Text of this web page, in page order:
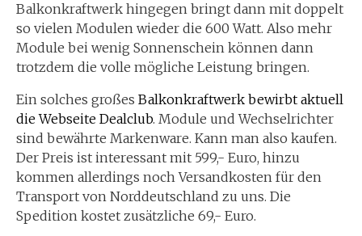
Balkonkraftwerk hingegen bringt dann mit doppelt
so vielen Modulen wieder die 600 Watt. Also mehr
Module bei wenig Sonnenschein können dann
trotzdem die volle mögliche Leistung bringen.
Ein solches großes Balkonkraftwerk bewirbt aktuell
die Webseite Dealclub. Module und Wechselrichter
sind bewährte Markenware. Kann man also kaufen.
Der Preis ist interessant mit 599,- Euro, hinzu
kommen allerdings noch Versandkosten für den
Transport von Norddeutschland zu uns. Die
Spedition kostet zusätzliche 69,- Euro.